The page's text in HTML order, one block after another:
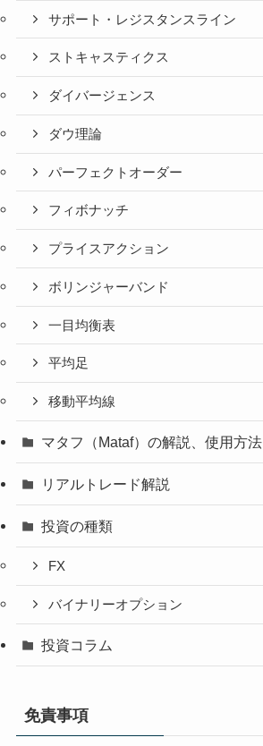
サポート・レジスタンスライン
ストキャスティクス
ダイバージェンス
ダウ理論
パーフェクトオーダー
フィボナッチ
プライスアクション
ボリンジャーバンド
一目均衡表
平均足
移動平均線
マタフ（Mataf）の解説、使用方法
リアルトレード解説
投資の種類
FX
バイナリーオプション
投資コラム
免責事項